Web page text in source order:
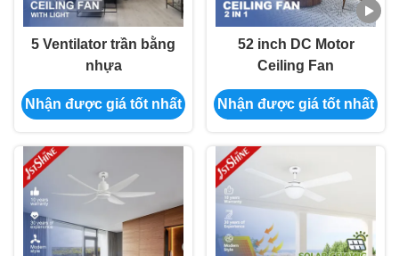
5 Ventilator trần bằng
nhựa
Nhận được giá tốt nhất
52 inch DC Motor
Ceiling Fan
Nhận được giá tốt nhất